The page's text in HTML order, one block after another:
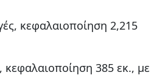
κεφαλαιοποίηση 2,215
385 εκ., με